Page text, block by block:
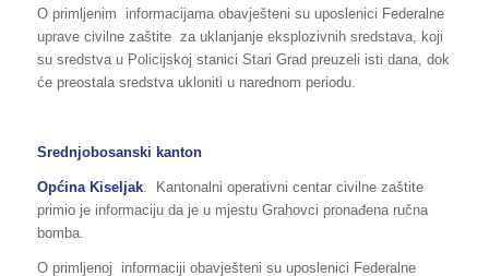
O primljenim informacijama obavješteni su uposlenici Federalne
uprave civilne zaštite za uklanjanje eksplozivnih sredstava, koji
su sredstva u Policijskoj stanici Stari Grad preuzeli isti dana, dok
će preostala sredstva ukloniti u narednom periodu.
Srednjobosanski kanton
Općina Kiseljak. Kantonalni operativni centar civilne zaštite
primio je informaciju da je u mjestu Grahovci pronađena ručna
bomba.
O primljenoj informaciji obavješteni su uposlenici Federalne